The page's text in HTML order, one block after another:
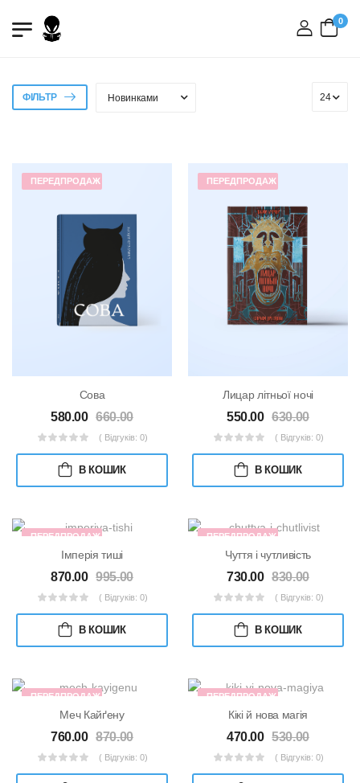
вхід
0
ФІЛЬТР
ПЕРЕДПРОДАЖ
Сова
580.00 660.00
( Відгуків: 0)
В КОШИК
ПЕРЕДПРОДАЖ
Лицар літньої ночі
550.00 630.00
( Відгуків: 0)
В КОШИК
ПЕРЕДПРОДАЖ
Імперія тиші
870.00 995.00
( Відгуків: 0)
В КОШИК
ПЕРЕДПРОДАЖ
Чуття і чутливість
730.00 830.00
( Відгуків: 0)
В КОШИК
ПЕРЕДПРОДАЖ
Меч Кайґену
760.00 870.00
( Відгуків: 0)
ПЕРЕДПРОДАЖ
Кікі й нова магія
470.00 530.00
( Відгуків: 0)